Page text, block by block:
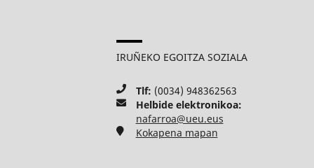
IRUÑEKO EGOITZA SOZIALA
Tlf: (0034) 948362563
Helbide elektronikoa:
nafarroa@ueu.eus
Kokapena mapan